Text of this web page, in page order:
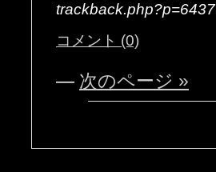
trackback.php?p=6437
コメント (0)
— 次のページ »